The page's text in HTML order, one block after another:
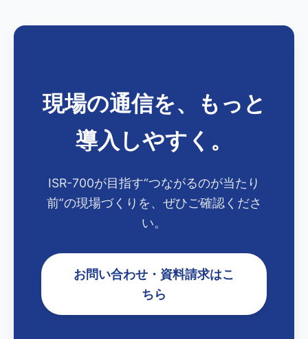
現場の通信を、もっと
導入しやすく。
ISR-700が目指す“つながるのが当たり
前”の現場づくりを、ぜひご確認くださ
い。
お問い合わせ・資料請求はこ
ちら